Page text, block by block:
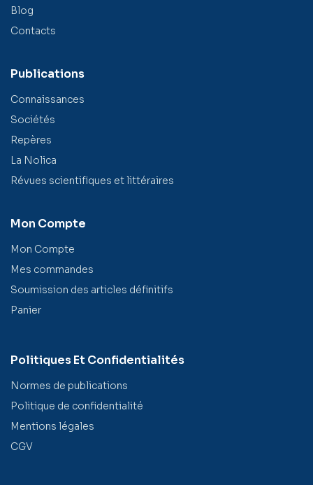
Blog
Contacts
Publications
Connaissances
Sociétés
Repères
La Nolica
Révues scientifiques et littéraires
Mon Compte
Mon Compte
Mes commandes
Soumission des articles définitifs
Panier
Politiques Et Confidentialités
Normes de publications
Politique de confidentialité
Mentions légales
CGV